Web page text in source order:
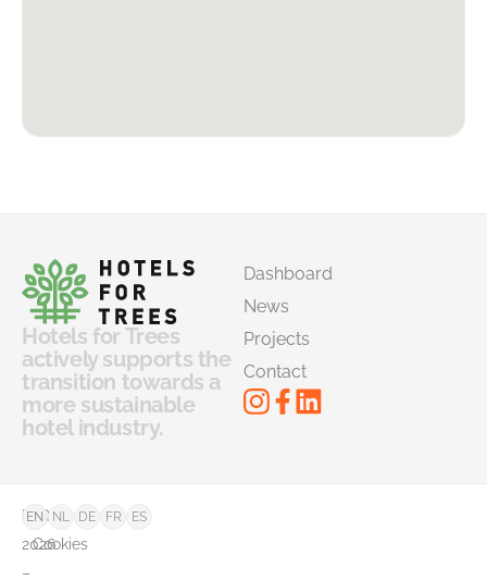
Hotels for Trees
actively supports the
transition towards a
more sustainable
hotel industry.
Dashboard
News
Projects
Contact
©
2026
–
FAQ
Cookies
EN NL DE FR ES